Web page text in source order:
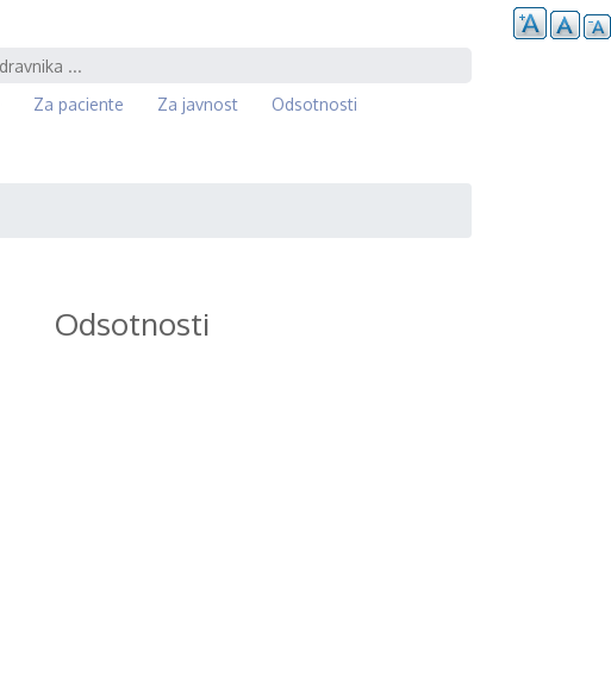
Za paciente Za javnost Odsotnosti
Odsotnosti